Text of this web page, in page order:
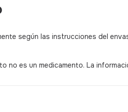
según las instrucciones del
no es un medicamento. La